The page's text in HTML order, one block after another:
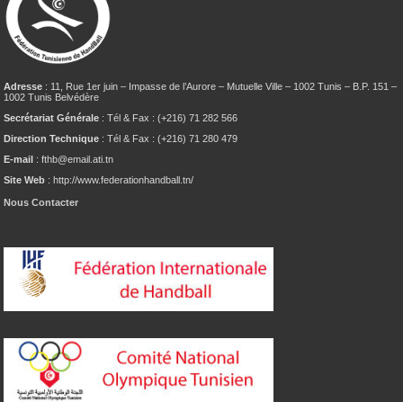
Adresse : 11, Rue 1er juin – Impasse de l’Aurore – Mutuelle Ville – 1002 Tunis – B.P. 151 –
1002 Tunis Belvédère
Secrétariat Générale : Tél & Fax : (+216) 71 282 566
Direction Technique : Tél & Fax : (+216) 71 280 479
E-mail : fthb@email.ati.tn
Site Web : http://www.federationhandball.tn/
Nous Contacter